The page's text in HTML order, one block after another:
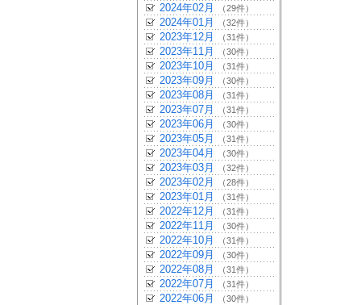
2024年02月 （29件）
2024年01月 （32件）
2023年12月 （31件）
2023年11月 （30件）
2023年10月 （31件）
2023年09月 （30件）
2023年08月 （31件）
2023年07月 （31件）
2023年06月 （30件）
2023年05月 （31件）
2023年04月 （30件）
2023年03月 （32件）
2023年02月 （28件）
2023年01月 （31件）
2022年12月 （31件）
2022年11月 （30件）
2022年10月 （31件）
2022年09月 （30件）
2022年08月 （31件）
2022年07月 （31件）
2022年06月 （30件）